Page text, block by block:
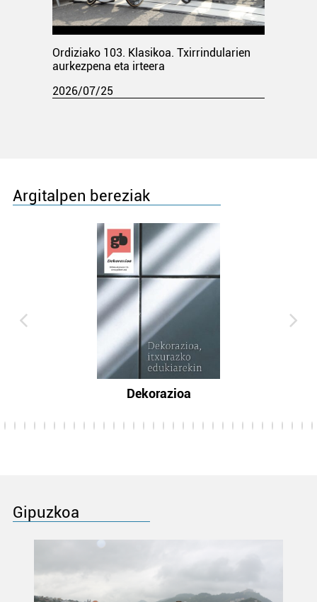
Ordiziako 103. Klasikoa. Txirrindularien
aurkezpena eta irteera
2026/07/25
Argitalpen bereziak
Dekorazioa
Gipuzkoa